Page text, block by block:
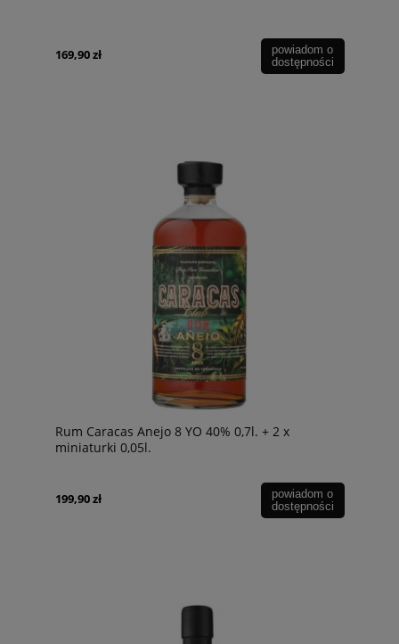
169,90 zł
powiadom o
dostępności
Rum Caracas Anejo 8 YO 40% 0,7l. + 2 x
miniaturki 0,05l.
199,90 zł
powiadom o
dostępności